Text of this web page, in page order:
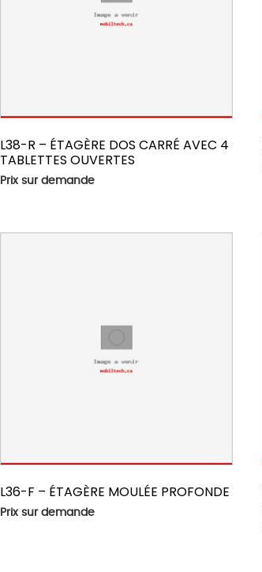
L38-R – ÉTAGÈRE DOS CARRÉ AVEC 4
TABLETTES OUVERTES
Prix sur demande
L36-F – ÉTAGÈRE MOULÉE PROFONDE
Prix sur demande